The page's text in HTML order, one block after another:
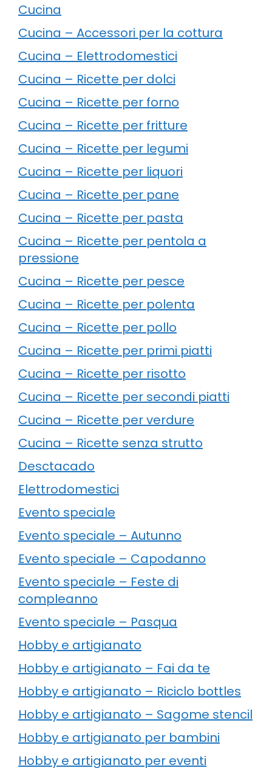
Cucina
Cucina – Accessori per la cottura
Cucina – Elettrodomestici
Cucina – Ricette per dolci
Cucina – Ricette per forno
Cucina – Ricette per fritture
Cucina – Ricette per legumi
Cucina – Ricette per liquori
Cucina – Ricette per pane
Cucina – Ricette per pasta
Cucina – Ricette per pentola a
pressione
Cucina – Ricette per pesce
Cucina – Ricette per polenta
Cucina – Ricette per pollo
Cucina – Ricette per primi piatti
Cucina – Ricette per risotto
Cucina – Ricette per secondi piatti
Cucina – Ricette per verdure
Cucina – Ricette senza strutto
Desctacado
Elettrodomestici
Evento speciale
Evento speciale – Autunno
Evento speciale – Capodanno
Evento speciale – Feste di
compleanno
Evento speciale – Pasqua
Hobby e artigianato
Hobby e artigianato – Fai da te
Hobby e artigianato – Riciclo bottles
Hobby e artigianato – Sagome stencil
Hobby e artigianato per bambini
Hobby e artigianato per eventi